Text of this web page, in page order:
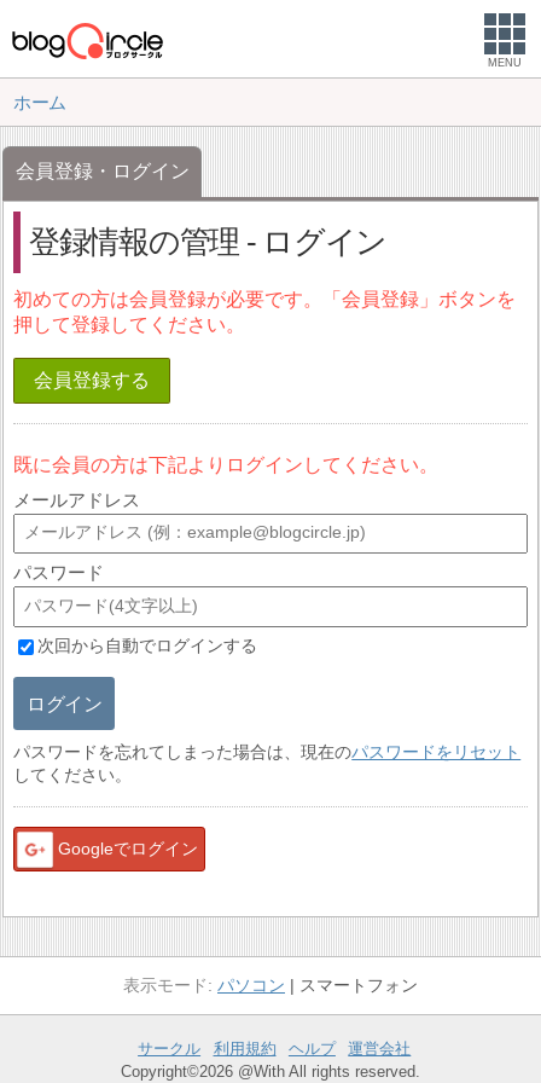
MENU
ホーム
会員登録・ログイン
登録情報の管理 - ログイン
初めての方は会員登録が必要です。「会員登録」ボタンを
押して登録してください。
会員登録する
既に会員の方は下記よりログインしてください。
メールアドレス
パスワード
次回から自動でログインする
ログイン
パスワードを忘れてしまった場合は、現在のパスワードをリセット
してください。
Googleでログイン
パソコン スマートフォン
サークル 利用規約 ヘルプ
運営会社
Copyright©2026 @With All rights reserved.